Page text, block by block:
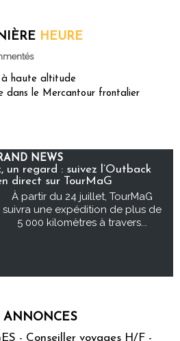
HEURE
à haute altitude
dans le Mercantour frontalier
NEWS
un regard : suivez l’Outback
direct sur TourMaG
À partir du 24 juillet, TourMaG
suivra une expédition de plus de
5 000 kilomètres à travers...
ANNONCES
- Conseiller voyages H/F -